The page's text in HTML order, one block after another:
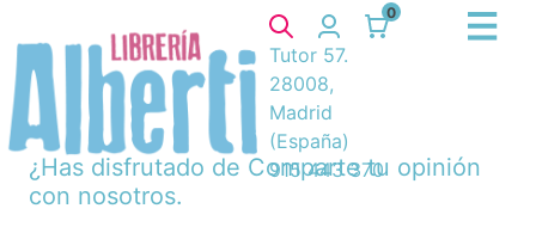
0
Tutor 57.
28008,
Madrid
(España)
915 443 370
¿Has disfrutado de Comparte tu opinión
con nosotros.